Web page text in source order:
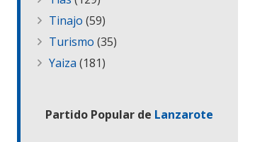
Tinajo (59)
Turismo (35)
Yaiza (181)
Partido Popular de Lanzarote